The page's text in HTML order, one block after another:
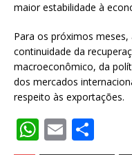
maior estabilidade à
Para os próximos
continuidade da
macroeconômico, da
dos mercados
respeito às exportações.
W E